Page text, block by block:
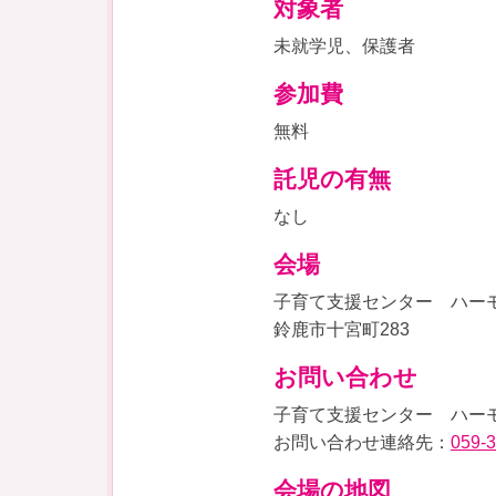
対象者
未就学児、保護者
参加費
無料
託児の有無
なし
会場
子育て支援センター ハー
鈴鹿市十宮町283
お問い合わせ
子育て支援センター ハー
お問い合わせ連絡先： 059-
会場の地図